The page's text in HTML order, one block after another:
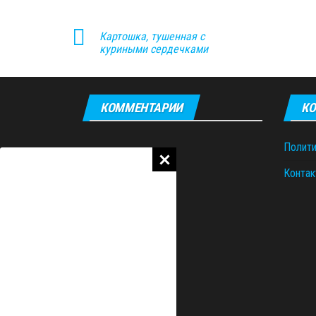
Картошка, тушенная с
куриными сердечками
КОММЕНТАРИИ